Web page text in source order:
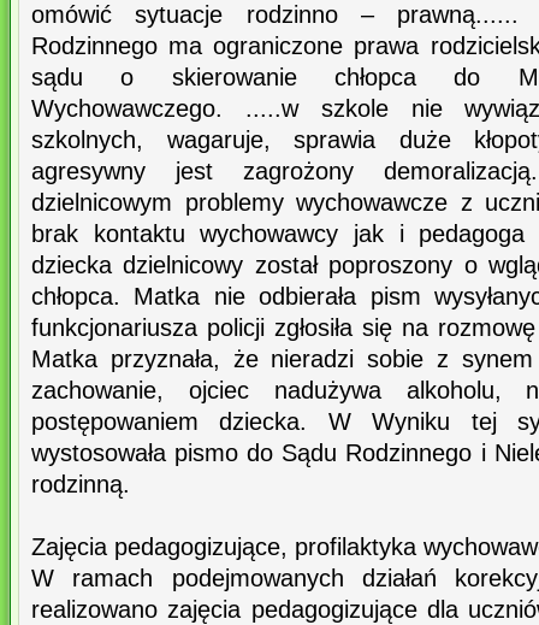
omówić sytuacje rodzinno – prawną......
Rodzinnego ma ograniczone prawa
sądu o skierowanie chłopca do
Wychowawczego. .....w szkole nie
szkolnych, wagaruje, sprawia duże
agresywny jest zagrożony
dzielnicowym problemy wychowawcze z
brak kontaktu wychowawcy jak i pedagoga
dziecka dzielnicowy został poproszony o
chłopca. Matka nie odbierała pism
funkcjonariusza policji zgłosiła się na
Matka przyznała, że nieradzi sobie z
zachowanie, ojciec nadużywa alkoholu,
postępowaniem dziecka. W Wyniku tej
wystosowała pismo do Sądu Rodzinnego i
rodzinną.
Zajęcia pedagogizujące, profilaktyka
W ramach podejmowanych działań
realizowano zajęcia pedagogizujące dla